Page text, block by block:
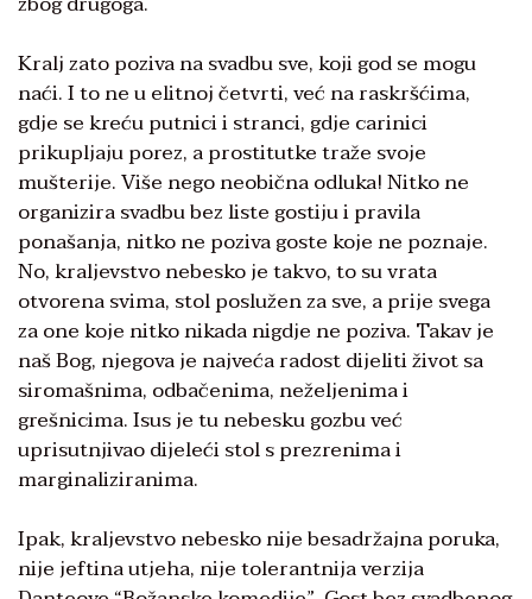
Kralj zato poziva na svadbu sve, koji god se mogu
naći. I to ne u elitnoj četvrti, već na raskršćima,
gdje se kreću putnici i stranci, gdje carinici
prikupljaju porez, a prostitutke traže svoje
mušterije. Više nego neobična odluka! Nitko ne
organizira svadbu bez liste gostiju i pravila
ponašanja, nitko ne poziva goste koje ne poznaje.
No, kraljevstvo nebesko je takvo, to su vrata
otvorena svima, stol poslužen za sve, a prije svega
za one koje nitko nikada nigdje ne poziva. Takav je
naš Bog, njegova je najveća radost dijeliti život sa
siromašnima, odbačenima, neželjenima i
grešnicima. Isus je tu nebesku gozbu već
uprisutnjivao dijeleći stol s prezrenima i
marginaliziranima.
Ipak, kraljevstvo nebesko nije besadržajna poruka,
nije jeftina utjeha, nije tolerantnija verzija